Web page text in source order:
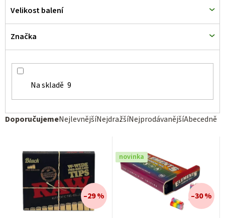
Ř
DoporučujemeNejlevnějšíNejdražšíNejprodávanějšíAbecedně
Na skladě 9
Velikost balení
Značka
–29 %
novinka
–30 %